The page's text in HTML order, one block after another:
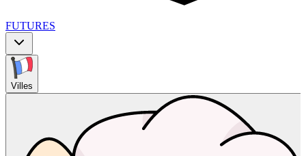
FUTURES
Villes